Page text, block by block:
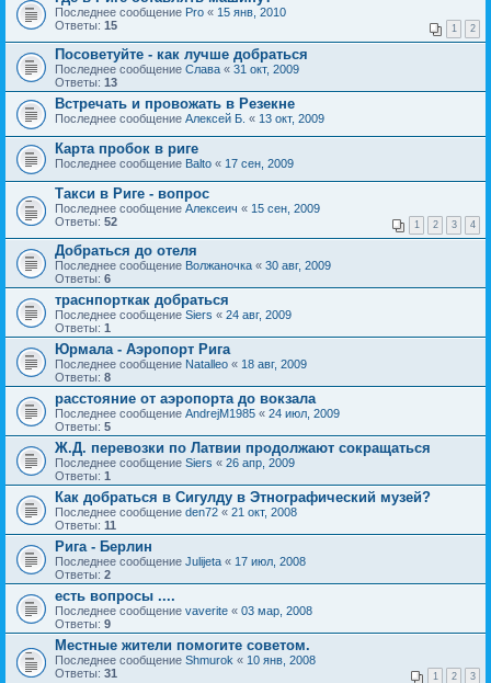
Последнее сообщение Pro « 15 янв, 2010
Ответы: 15 1 2
Посоветуйте - как лучше добраться
Последнее сообщение Слава « 31 окт, 2009
Ответы: 13
Встречать и провожать в Резекне
Последнее сообщение Алексей Б. « 13 окт, 2009
Карта пробок в риге
Последнее сообщение Balto « 17 сен, 2009
Такси в Риге - вопрос
Последнее сообщение Алексеич « 15 сен, 2009
Ответы: 52 1 2 3 4
Добраться до отеля
Последнее сообщение Волжаночка « 30 авг, 2009
Ответы: 6
траснпорткак добраться
Последнее сообщение Siers « 24 авг, 2009
Ответы: 1
Юрмала - Аэропорт Рига
Последнее сообщение Natalleo « 18 авг, 2009
Ответы: 8
расстояние от аэропорта до вокзала
Последнее сообщение AndrejM1985 « 24 июл, 2009
Ответы: 5
Ж.Д. перевозки по Латвии продолжают сокращаться
Последнее сообщение Siers « 26 апр, 2009
Ответы: 1
Как добраться в Сигулду в Этнографический музей?
Последнее сообщение den72 « 21 окт, 2008
Ответы: 11
Рига - Берлин
Последнее сообщение Julijeta « 17 июл, 2008
Ответы: 2
есть вопросы ....
Последнее сообщение vaverite « 03 мар, 2008
Ответы: 9
Местные жители помогите советом.
Последнее сообщение Shmurok « 10 янв, 2008
Ответы: 31 1 2 3